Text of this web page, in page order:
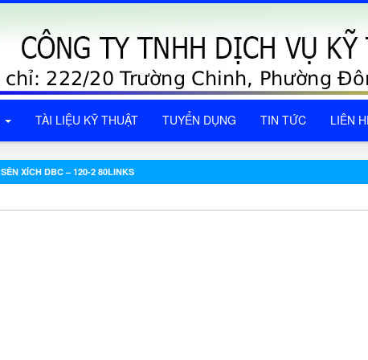
TÀI LIỆU KỸ THUẬT TUYỂN DỤNG TIN TỨC LIÊN
SÊN XÍCH DBC – 120-2 80LINKS